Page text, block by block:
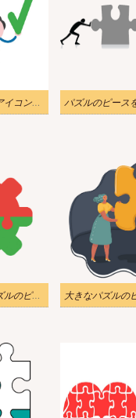
パズルのピースのアイコンを保持しているイラストの実業家
イラストの歯車パズルのピース PNG 透明